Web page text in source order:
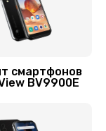
телефона
смартфонов
BV9900E